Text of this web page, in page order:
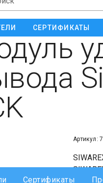
СЕРТИФИКАТЫ
Артикул:
Сертификаты